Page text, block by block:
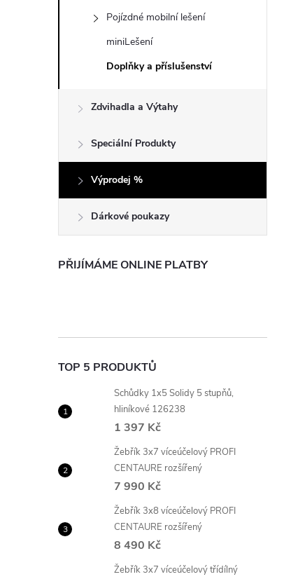
Pojízdné mobilní lešení
miniLešení
Doplňky a příslušenství
Zdvihadla a Výtahy
Speciální Produkty
Výprodej %
Dárkové poukazy
PŘIJÍMÁME ONLINE PLATBY
TOP 5 PRODUKTŮ
Schůdky 1x5 Solidy 5 stupňů,
hliníkové 126238
1 397 Kč
Žebřík 3x7 víceúčelový PROFI
CENTAURE rozšířený
7 990 Kč
Žebřík 3x8 víceúčelový PROFI
CENTAURE rozšířený
8 490 Kč
Žebřík 3x7 víceúčelový třídílný